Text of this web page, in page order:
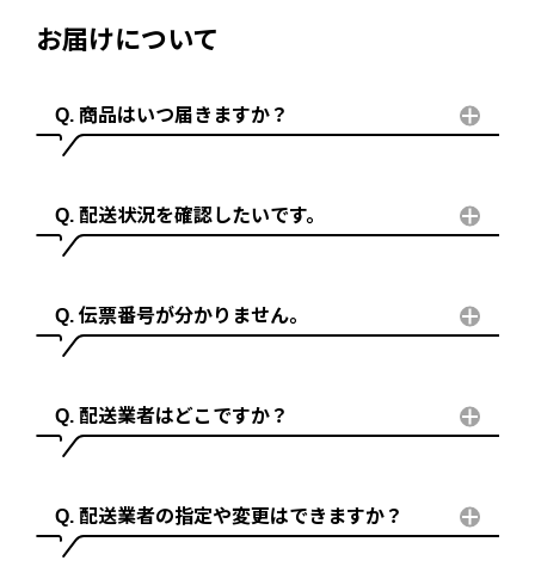
お届けについて
商品はいつ届きますか？
配送状況を確認したいです。
伝票番号が分かりません。
配送業者はどこですか？
配送業者の指定や変更はできますか？